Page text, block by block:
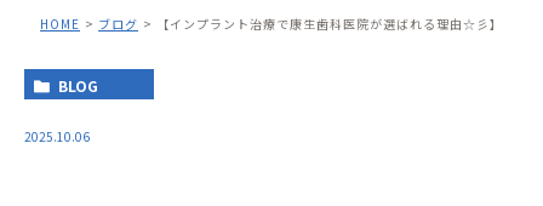
HOME ブログ 【インプラント治療で康生歯科医院が選ばれる理由☆彡】
BLOG
2025.10.06